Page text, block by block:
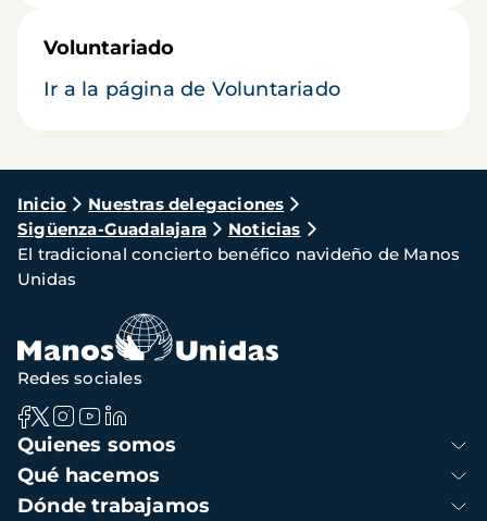
Voluntariado
Ir a la página de Voluntariado
Ruta
de
navegación
Inicio
Nuestras delegaciones
Sigüenza-Guadalajara
Noticias
El tradicional concierto benéfico navideño de Manos
Unidas
Navegación
principal
Quienes somos
Qué hacemos
Dónde trabajamos
Redes sociales